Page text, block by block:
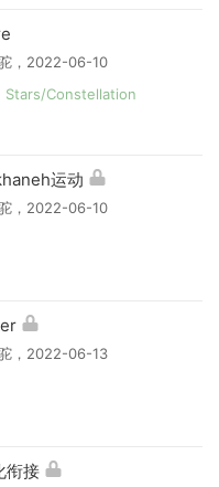
，2022-06-10
Stars/Constellation
运动
，2022-06-10
，2022-06-13
衔接